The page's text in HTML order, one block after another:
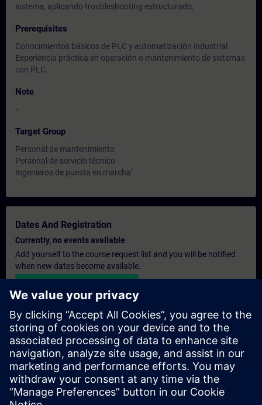
sistema, aplicando troubleshooting estructurado.
Prerequisites
Conocimientos básicos de PLC y automatización industrial.
Experiencia práctica en operación o mantenimiento de sistemas
con PLC.
Note
-
Target Group
Personal de mantenimiento
Personal de servicio técnico
Ingenieros de puesta en marcha"
Dates And Registration
Currently, no events available
Add yourself to the course request list and you will be notified
when new dates become available.
Personalised Quotation
If you require a standard list price quotation for this training, for
example for your purchasing department, then please click the
link below. You first need to provide some personal details and
after this a quotation will be emailed to you.